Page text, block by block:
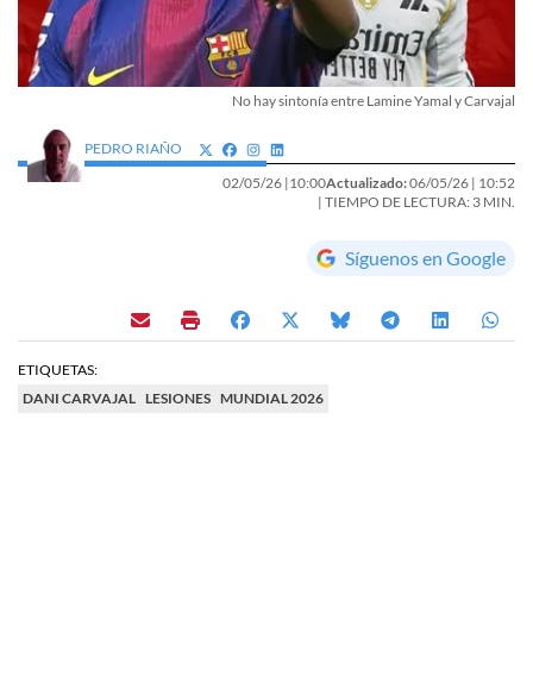
No hay sintonía entre Lamine Yamal y Carvajal
PEDRO RIAÑO
02/05/26 |10:00Actualizado:06/05/26 | 10:52
| TIEMPO DE LECTURA: 3 MIN.
Síguenos en Google
ETIQUETAS:
DANI CARVAJAL LESIONES MUNDIAL 2026